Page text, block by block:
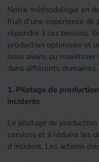
Notre méthodologie en
fruit d'une expérience de
répondre à ces besoins.
production optimisée et
nous avons pu
dans différents domaines.
1. Pilotage de
incidents
Le pilotage de
services et à réduire les
d’incident. Les actions